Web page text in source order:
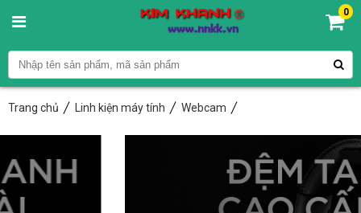
0
Trang chủ Linh kiện máy tính Webcam